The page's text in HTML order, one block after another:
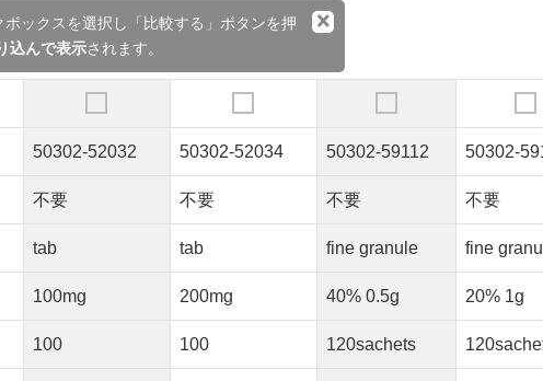
ボックスを選択し「比較する」ボタンを押
込んで表示されます。
×
50302-52032 50302-52034 50302-59112 50302-
不要 不要 不要 不要
tab tab fine granule fine
100mg 200mg 40% 0.5g 20% 1g
100 100 120sachets